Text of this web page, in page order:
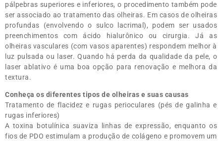
pálpebras superiores e inferiores, o procedimento também pode
ser associado ao tratamento das olheiras. Em casos de olheiras
profundas (envolvendo o sulco lacrimal), podem ser usados
preenchimentos com ácido hialurônico ou cirurgia. Já as
olheiras vasculares (com vasos aparentes) respondem melhor à
luz pulsada ou laser. Quando há perda da qualidade da pele, o
laser ablativo é uma boa opção para renovação e melhora da
textura.
Conheça os diferentes tipos de olheiras e suas causas
Tratamento de flacidez e rugas perioculares (pés de galinha e
rugas inferiores)
A toxina botulínica suaviza linhas de expressão, enquanto os
fios de PDO estimulam a produção de colágeno e promovem um